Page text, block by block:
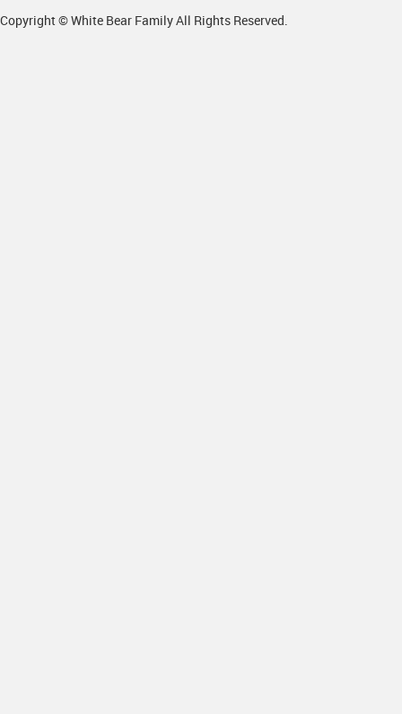
Copyright © White Bear Family All Rights Reserved.